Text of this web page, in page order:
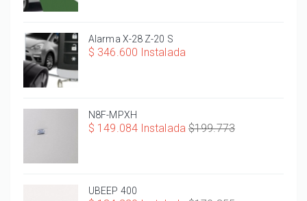
Alarma X-28 Z-20 S
$ 346.600 Instalada
N8F-MPXH
$ 149.084 Instalada $199.773
UBEEP 400